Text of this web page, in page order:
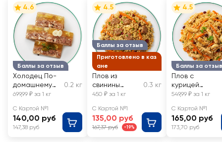
Баллы за отзыв
4.6
Холодец По-
домашнему
ЛЕНТА FRESH,
0.2 кг
699,99 ₽ за 1 кг
С Картой №1
140,00 руб
147,38 руб
Баллы за отзыв
Приготовлено в каз
ане
4.5
Плов из
свинины
ЛЕНТА FRESH,
0.3 кг
450 ₽ за 1 кг
С Картой №1
135,00 руб
167,37 руб -19%
Баллы за отзыв
4.5
Плов с
курицей
ЛЕНТА FRESH,
549,99 ₽ за 1 кг
С Картой №1
165,00 руб
173,70 руб